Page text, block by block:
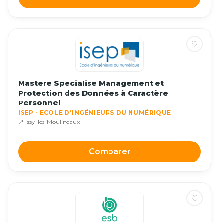
♡
Mastère Spécialisé Management et
Protection des Données à Caractère
Personnel
ISEP - ECOLE D'INGÉNIEURS DU NUMÉRIQUE
📍 Issy-les-Moulineaux
Comparer
♡